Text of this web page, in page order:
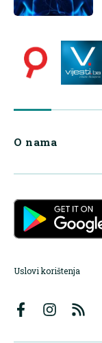
O nama
Uslovi korištenja